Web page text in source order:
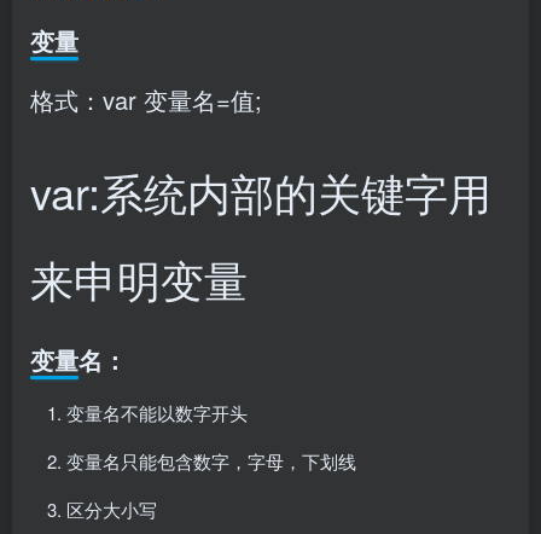
变量
格式：var 变量名=值;
var:系统内部的关键字用
来申明变量
变量名：
变量名不能以数字开头
变量名只能包含数字，字母，下划线
区分大小写